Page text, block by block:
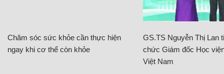
Chăm sóc sức khỏe cần thực hiện
ngay khi cơ thể còn khỏe
GS.TS Nguyễn Thị Lan
chức Giám đốc Học
Việt Nam